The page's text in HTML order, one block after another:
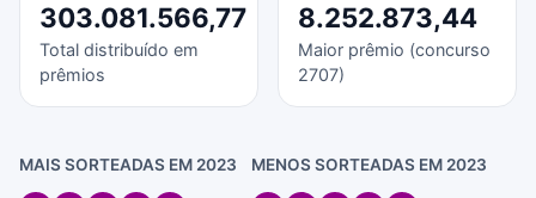
303.081.566,77
Total distribuído em
prêmios
8.252.873,44
Maior prêmio (concurso
2707)
MAIS SORTEADAS EM 2023 MENOS SORTEADAS EM 2023